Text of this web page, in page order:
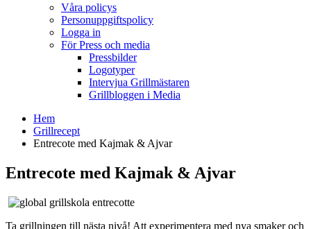
Våra policys
Personuppgiftspolicy
Logga in
För Press och media
Pressbilder
Logotyper
Intervjua Grillmästaren
Grillbloggen i Media
Hem
Grillrecept
Entrecote med Kajmak & Ajvar
Entrecote med Kajmak & Ajvar
Ta grillningen till nästa nivå! Att experimentera med nya smaker och